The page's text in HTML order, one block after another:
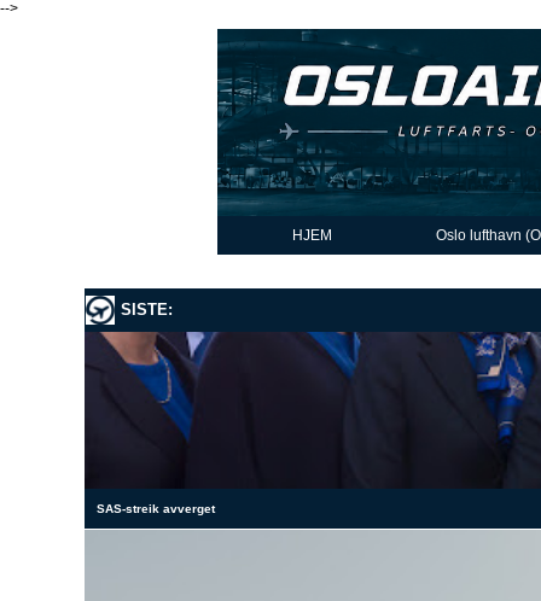
-->
HJEM Oslo lufthavn
SISTE:
SAS-streik avverget